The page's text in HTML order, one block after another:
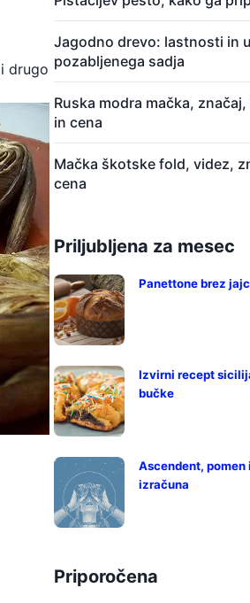
drugo
Jagodno drevo: lastnosti in
pozabljenega sadja
Ruska modra mačka,
in cena
Mačka škotske fold, videz,
cena
Priljubljena za mesec
Panettone brez jajc
Izvirni recept
bučke
Ascendent, pomen
izračuna
Priporočena